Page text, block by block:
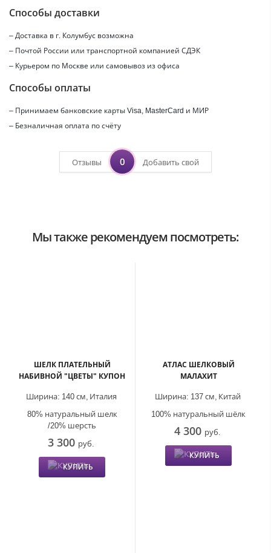
Способы доставки
– Доставка в г. Колумбус возможна
– Почтой России или транспортной компанией СДЭК
– Курьером по Москве или самовывоз из офиса
Способы оплаты
– Принимаем банковские карты Visa, MasterCard и МИР
– Безналичная оплата по счёту
Отзывы 0 Добавить свой
Мы также рекомендуем посмотреть:
ШЕЛК ПЛАТЕЛЬНЫЙ
НАБИВНОЙ "ЦВЕТЫ" КУПОН
Италия
Ширина: 140 см,
80% натуральный шелк
/20% шерсть
3 300 руб.
КУПИТЬ
АТЛАС ШЕЛКОВЫЙ
МАЛАХИТ
Китай
Ширина: 137 см,
100% натуральный шёлк
4 300 руб.
КУПИТЬ